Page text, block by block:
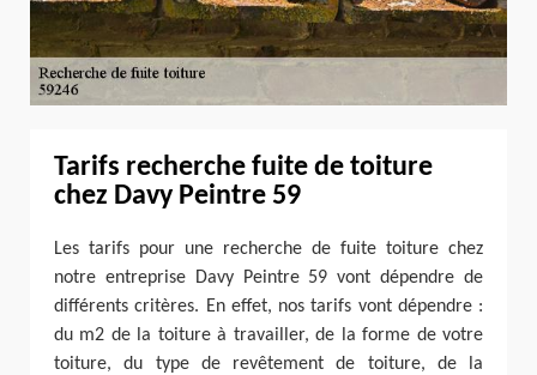
Tarifs recherche fuite de toiture
chez Davy Peintre 59
Les tarifs pour une recherche de fuite toiture chez
notre entreprise Davy Peintre 59 vont dépendre de
différents critères. En effet, nos tarifs vont dépendre :
du m2 de la toiture à travailler, de la forme de votre
toiture, du type de revêtement de toiture, de la